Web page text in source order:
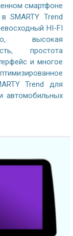
смартфоне
SMARTY Trend
HI-FI
высокая
простота
и многое
Trend для
автомобильных